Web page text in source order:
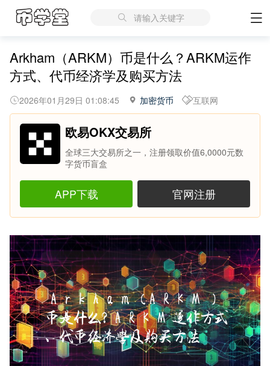
请输入关键字
Arkham（ARKM）币是什么？ARKM运作
方式、代币经济学及购买方法
2026年01月29日 01:08:45 加密货币 互联网
欧易OKX交易所
全球三大交易所之一，注册领取价值6,0000元数
字货币盲盒
APP下载 官网注册